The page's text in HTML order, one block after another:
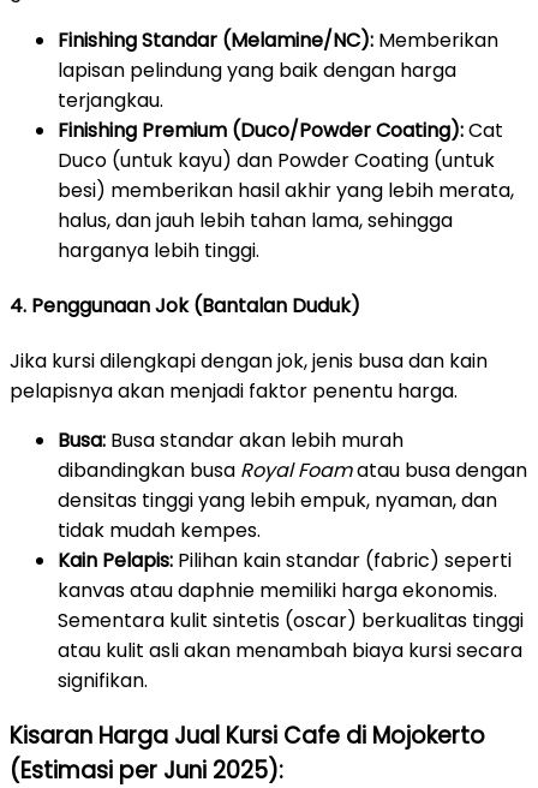
Finishing Standar (Melamine/NC): Memberikan
lapisan pelindung yang baik dengan harga
terjangkau.
Finishing Premium (Duco/Powder Coating):Cat
Duco (untuk kayu) dan Powder Coating (untuk
besi) memberikan hasil akhir yang lebih merata,
halus, dan jauh lebih tahan lama, sehingga
harganya lebih tinggi.
4. Penggunaan Jok (Bantalan Duduk)
Jika kursi dilengkapi dengan jok, jenis busa dan kain
pelapisnya akan menjadi faktor penentu harga.
Busa: Busa standar akan lebih murah
dibandingkan busa Royal Foamatau busa dengan
densitas tinggi yang lebih empuk, nyaman, dan
tidak mudah kempes.
Kain Pelapis: Pilihan kain standar (fabric) seperti
kanvas atau daphnie memiliki harga ekonomis.
Sementara kulit sintetis (oscar) berkualitas tinggi
atau kulit asli akan menambah biaya kursi secara
signifikan.
Kisaran Harga Jual Kursi Cafe di Mojokerto
(Estimasi per Juni 2025):